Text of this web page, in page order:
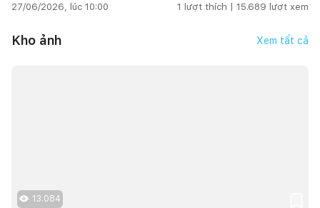
27/06/2026, lúc 10:00 1 lượt thích | 15.689 lượt xem
Kho ảnh Xem tất cả
13.084